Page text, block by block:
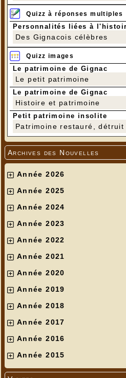
Quizz à réponses multiples
Personnalités liées à
Des Gignacois célèbres
Quizz images
Le patrimoine de Gignac
Le petit patrimoine
Le patrimoine de Gignac
Histoire et patrimoine
Petit patrimoine insolite
Patrimoine restauré, détruit
Archives des Nouvelles
Année 2026
Année 2025
Année 2024
Année 2023
Année 2022
Année 2021
Année 2020
Année 2019
Année 2018
Année 2017
Année 2016
Année 2015